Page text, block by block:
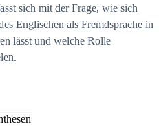
sich mit der Frage, wie sich
Englischen als Fremdsprache in
lässt und welche Rolle